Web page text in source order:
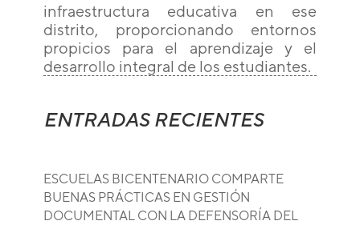
infraestructura educativa en ese
distrito, proporcionando entornos
propicios para el aprendizaje y el
desarrollo integral de los estudiantes.
ENTRADAS RECIENTES
ESCUELAS BICENTENARIO COMPARTE
BUENAS PRÁCTICAS EN GESTIÓN
DOCUMENTAL CON LA DEFENSORÍA DEL